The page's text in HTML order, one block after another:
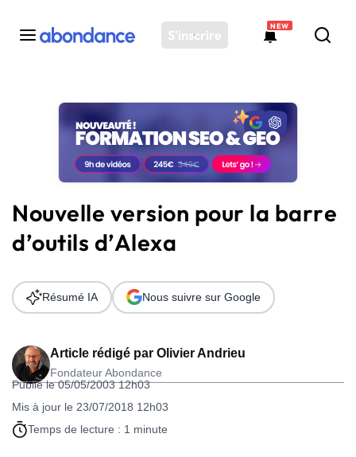
S'inscrire
NEW
Toutes les actus
Actus SEO
Plateforme
Solutions
Ressources
Audit SEO
Nouvelle version pour la barre
d’outils d’Alexa
Article rédigé par Olivier Andrieu
Fondateur Abondance
Publié le 05/05/2003 12h03
Mis à jour le 23/07/2018 12h03
Temps de lecture : 1 minute
Résumé IA Nous suivre sur Google